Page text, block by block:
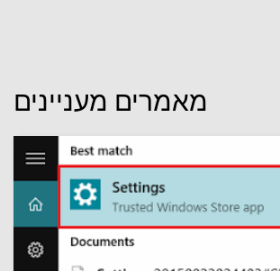
מאמרים מעניינים